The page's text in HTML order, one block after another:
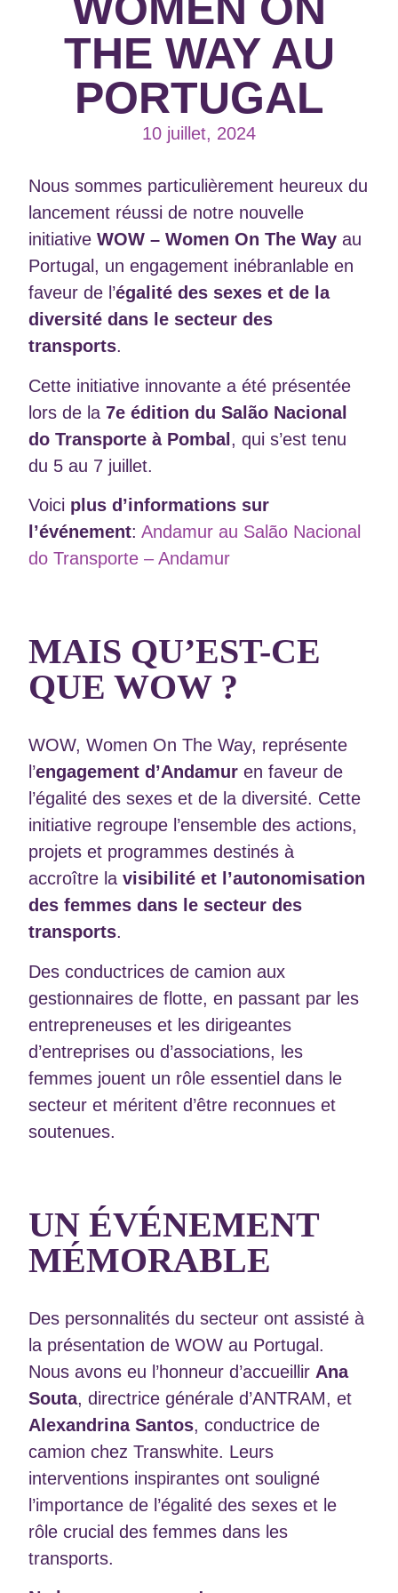
THE WAY AU
PORTUGAL
10 juillet, 2024
Nous sommes particulièrement heureux du
lancement réussi de notre nouvelle
initiativeWOW – Women On The Way au
Portugal, un engagement inébranlable en
faveur de l’égalité des sexes et de la
diversité dans le secteur des
transports.
Cette initiative innovante a été présentée
lors de la7e édition du Salão Nacional
do Transporte à Pombal , qui s’est tenu
du 5 au 7 juillet.
Voici plus d’informations sur
l’événement:Andamur au Salão Nacional
do Transporte – Andamur
MAIS QU’EST-CE
QUE WOW ?
WOW, Women On The Way, représente
l’engagement d’Andamur en faveur de
l’égalité des sexes et de la diversité. Cette
initiative regroupe l’ensemble des actions,
projets et programmes destinés à
accroître lavisibilité et l’autonomisation
des femmes dans le secteur des
transports.
Des conductrices de camion aux
gestionnaires de flotte, en passant par les
entrepreneuses et les dirigeantes
d’entreprises ou d’associations, les
femmes jouent un rôle essentiel dans le
secteur et méritent d’être reconnues et
soutenues.
UN ÉVÉNEMENT
MÉMORABLE
Des personnalités du secteur ont assisté à
la présentation de WOW au Portugal.
Nous avons eu l’honneur d’accueillir Ana
Souta, directrice générale d’ANTRAM, et
Alexandrina Santos, conductrice de
camion chez Transwhite. Leurs
interventions inspirantes ont souligné
l’importance de l’égalité des sexes et le
rôle crucial des femmes dans les
transports.